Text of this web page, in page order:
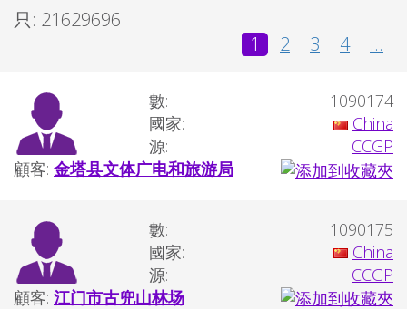
只: 21629696
1
2 3 4 ...
數:
1090174
國家:
China
源:
CCGP
顧客: 金塔县文体广电和旅游局
數:
1090175
國家:
China
源:
CCGP
顧客: 江门市古兜山林场